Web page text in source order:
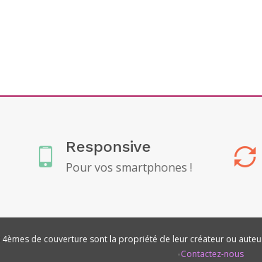
Responsive
Pour vos smartphones !
4èmes de couverture sont la propriété de leur créateur ou
•Contactez-nous